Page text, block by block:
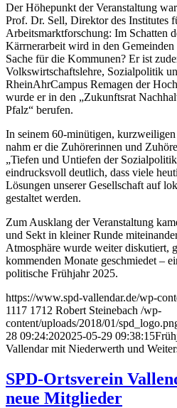
Der Höhepunkt der Veranstaltung
Prof. Dr. Sell, Direktor des Institutes
Arbeitsmarktforschung: Im Schatten
Kärrnerarbeit wird in den
Sache für die Kommunen? Er ist
Volkswirtschaftslehre, Sozialpolitik
RheinAhrCampus Remagen der
wurde er in den „Zukunftsrat
Pfalz“ berufen.
In seinem 60-minütigen,
nahm er die Zuhörerinnen und
„Tiefen und Untiefen der
eindrucksvoll deutlich, dass viele
Lösungen unserer Gesellschaft auf
gestaltet werden.
Zum Ausklang der Veranstaltung
und Sekt in kleiner Runde
Atmosphäre wurde weiter diskutiert,
kommenden Monate geschmiedet –
politische Frühjahr 2025.
https://www.spd-vallendar.de/wp-
1117 1712 Robert Steinebach /wp-
content/uploads/2018/01/
28 09:24:202025-05-29 09:38:15
Vallendar mit Niederwerth und
SPD-Ortsverein
neue Mitglieder